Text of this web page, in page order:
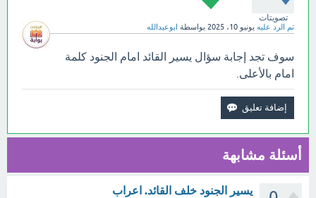
تصويتات
تم الرد عليه يونيو 10، 2025 بواسطة ابوعبدالله
سوف تجد إجابة سؤال يسير القائد امام الجنود كلمة
امام بالأعلى.
أسئلة مشابهة
يسير الجنود خلف القائد. اعراب